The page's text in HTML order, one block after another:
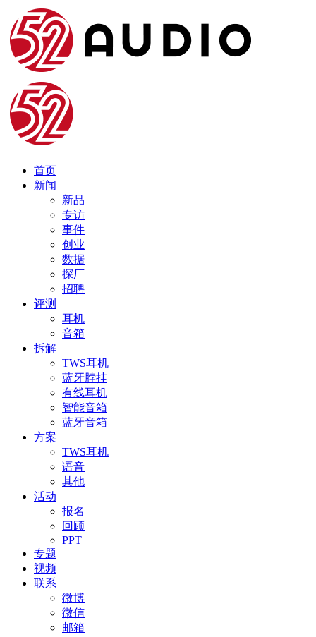
首页
新闻
新品
专访
事件
创业
数据
探厂
招聘
评测
耳机
音箱
拆解
TWS耳机
蓝牙脖挂
有线耳机
智能音箱
蓝牙音箱
方案
TWS耳机
语音
其他
活动
报名
回顾
PPT
专题
视频
联系
微博
微信
邮箱